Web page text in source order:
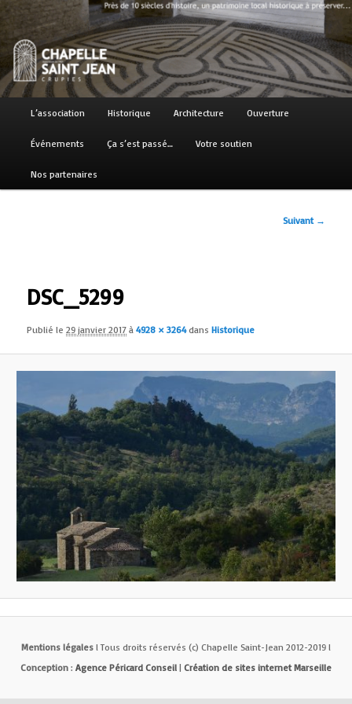
Aller
contenu
principalChapelle Saint Jean
Près de 10 siècles d'histoire, un patrimoine local historique à préserver…
L’association Historique Architecture Ouverture
Événements Ça s’est passé… Votre soutien
Nos partenaires
Suivant →
DSC_5299
Publié le29 janvier 2017 à4928 × 3264dansHistorique
Mentions légales l Tous droits réservés (c) Chapelle Saint-Jean 2012-2019 l
Conception : Agence Péricard Conseil | Création de sites internet Marseille